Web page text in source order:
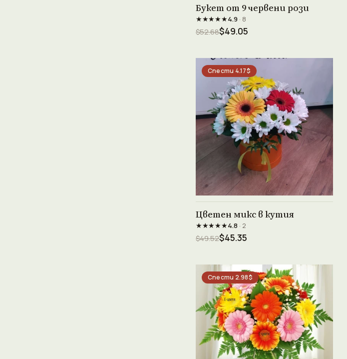
Букет от 9 червени рози
★★★★★4.9· 8
$52.68$49.05
Спести 4.17$
Цветен микс в кутия
★★★★★4.8 · 2
$49.52$45.35
Спести 2.98$